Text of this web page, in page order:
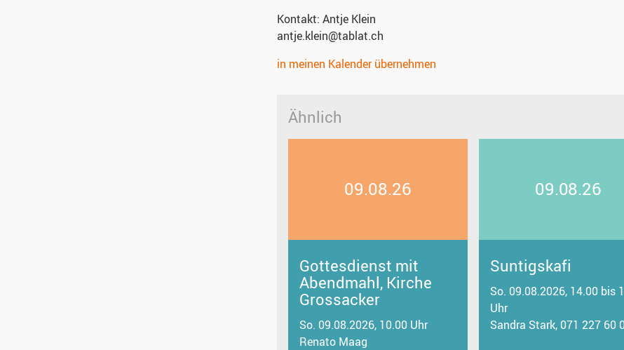
Kontakt: Antje Klein
antje.klein@tablat.ch
in meinen Kalender übernehmen
Ähnlich
09.08.26
Gottesdienst mit
Abendmahl, Kirche
Grossacker
So. 09.08.2026, 10.00 Uhr
Renato Maag
09.08.26
Suntigskafi
So. 09.08.2026, 14.00 bis
Uhr
Sandra Stark, 071 227 60